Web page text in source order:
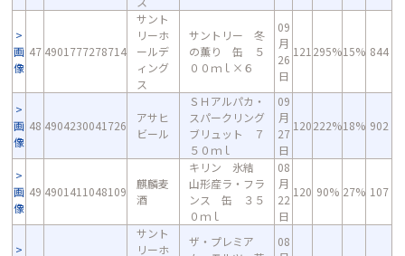
画
像
47 4901777278714
サント
リーホ
ールデ
ィング
ス
サントリー 冬
の薫り 缶 ５
００ｍｌ×６
09
月
26
日
121 295%15% 844
画
像
48 4904230041726
アサヒ
ビール
ＳＨアルパカ・
スパークリング
ブリュット ７
５０ｍｌ
09
月
27
日
120222%18% 902
画
像
49 4901411048109
麒麟麦
酒
キリン 氷結
山形産ラ・フラ
ンス 缶 ３５
０ｍｌ
08
月
22
日
120 90% 27% 107
サント
リーホ
ザ・プレミア
08